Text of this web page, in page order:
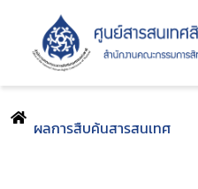
ผลการสืบค้นสารสนเทศ